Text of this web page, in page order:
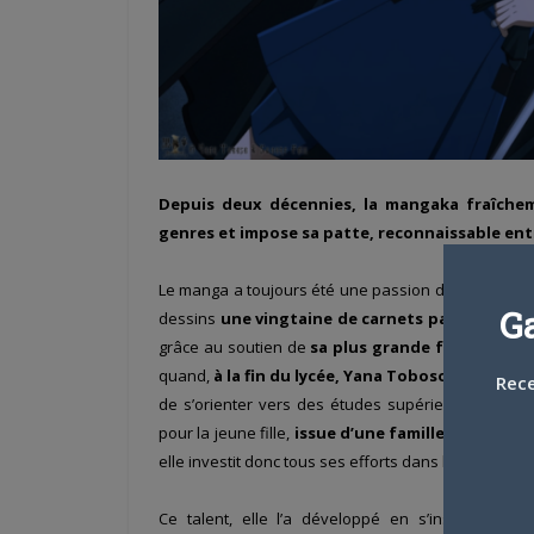
Depuis deux décennies, la mangaka
genres et impose sa patte, reconnaissable
Le manga a toujours été une passion dévorante
dessins une vingtaine de carnets par année!
grâce au soutien de sa plus grande fan, sa
quand, à la fin du lycée, Yana Toboso
de s’orienter vers des études supérieures
pour la jeune fille, issue d’une famille
elle investit donc tous ses efforts dans le seul talent
Ce talent, elle l’a développé en s’inspirant des